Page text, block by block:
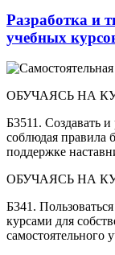
Разработка и
учебных
ОБУЧАЯСЬ НА
Б3511. Создавать
соблюдая правила
поддержке
ОБУЧАЯСЬ НА
Б341.
курсами для
самостоятельного